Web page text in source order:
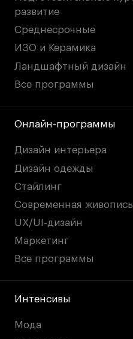
развитие
Среднесрочные
ИЗО и Керамика
Ландшафтный дизайн
Все программы
Онлайн-программы
Дизайн интерьера
Дизайн одежды
Стайлинг
Современная живопись
UX/UI-дизайн
Маркетинг
Все программы
Интенсивы
Мода